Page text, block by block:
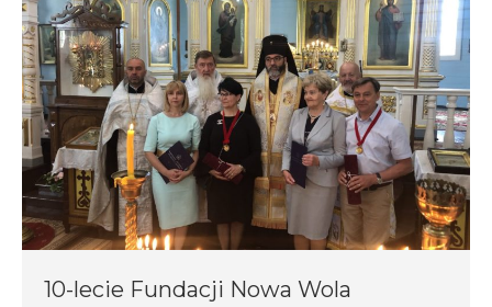
10-lecie Fundacji Nowa Wola